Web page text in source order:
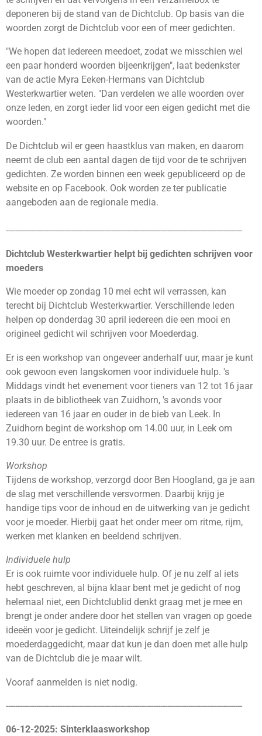
deponeren bij de stand van de Dichtclub. Op basis van die
woorden zorgt de Dichtclub voor een of meer gedichten.
"We hopen dat iedereen meedoet, zodat we misschien wel
een paar honderd woorden bijeenkrijgen", laat bedenkster
van de actie Myra Eeken-Hermans van Dichtclub
Westerkwartier weten. "Dan verdelen we alle woorden over
onze leden, en zorgt ieder lid voor een eigen gedicht met die
woorden."
De Dichtclub wil er geen haastklus van maken, en daarom
neemt de club een aantal dagen de tijd voor de te schrijven
gedichten. Ze worden binnen een week gepubliceerd op de
website en op Facebook. Ook worden ze ter publicatie
aangeboden aan de regionale media.
-----------------------------------------------------------------------------------------------------
Dichtclub Westerkwartier helpt bij gedichten schrijven voor
moeders
Wie moeder op zondag 10 mei echt wil verrassen, kan
terecht bij Dichtclub Westerkwartier. Verschillende leden
helpen op donderdag 30 april iedereen die een mooi en
origineel gedicht wil schrijven voor Moederdag.
Er is een workshop van ongeveer anderhalf uur, maar je kunt
ook gewoon even langskomen voor individuele hulp. 's
Middags vindt het evenement voor tieners van 12 tot 16 jaar
plaats in de bibliotheek van Zuidhorn, 's avonds voor
iedereen van 16 jaar en ouder in de bieb van Leek. In
Zuidhorn begint de workshop om 14.00 uur, in Leek om
19.30 uur. De entree is gratis.
Workshop
Tijdens de workshop, verzorgd door Ben Hoogland, ga je aan
de slag met verschillende versvormen. Daarbij krijg je
handige tips voor de inhoud en de uitwerking van je gedicht
voor je moeder. Hierbij gaat het onder meer om ritme, rijm,
werken met klanken en beeldend schrijven.
Individuele hulp
Er is ook ruimte voor individuele hulp. Of je nu zelf al iets
hebt geschreven, al bijna klaar bent met je gedicht of nog
helemaal niet, een Dichtclublid denkt graag met je mee en
brengt je onder andere door het stellen van vragen op goede
ideeën voor je gedicht. Uiteindelijk schrijf je zelf je
moederdaggedicht, maar dat kun je dan doen met alle hulp
van de Dichtclub die je maar wilt.
Vooraf aanmelden is niet nodig.
-----------------------------------------------------------------------------------------------------
06-12-2025: Sinterklaasworkshop